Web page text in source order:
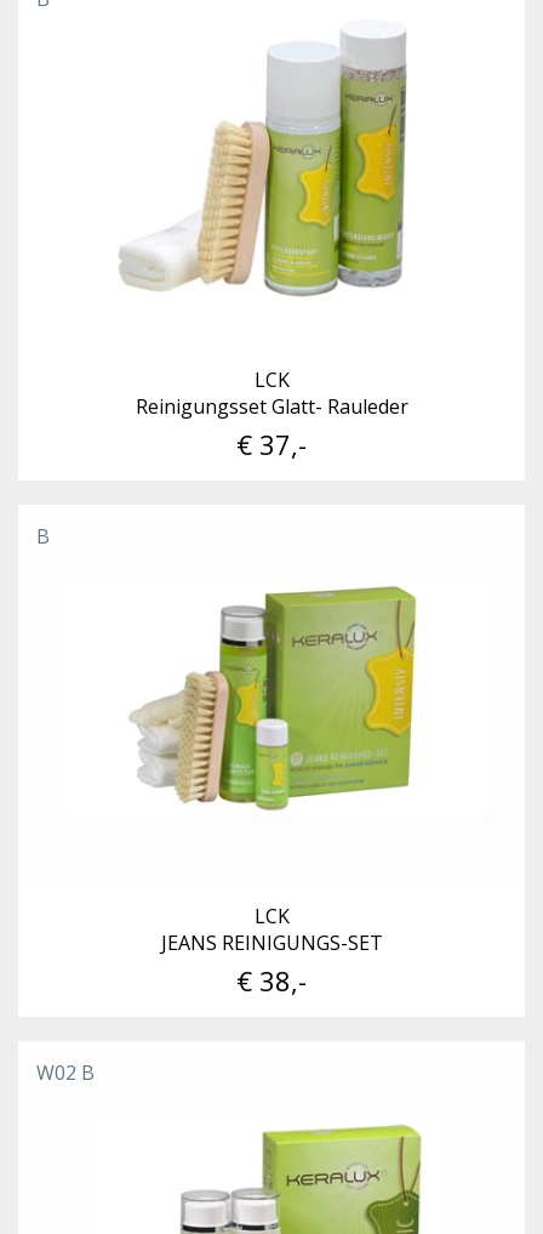
LCK
Reinigungsset Glatt- Rauleder
€ 37,-
B
LCK
JEANS REINIGUNGS-SET
€ 38,-
W02 B